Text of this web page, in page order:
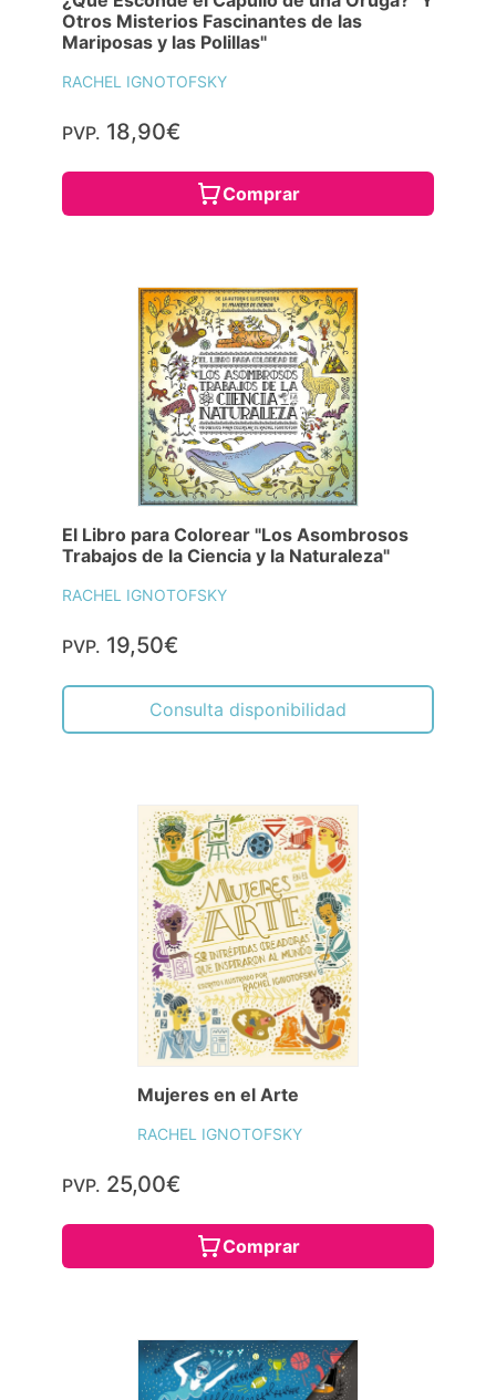
Otros Misterios Fascinantes de las
Mariposas y las Polillas"
RACHEL IGNOTOFSKY
PVP. 18,90€
Comprar
El Libro para Colorear "Los Asombrosos
Trabajos de la Ciencia y la Naturaleza"
RACHEL IGNOTOFSKY
PVP. 19,50€
Consulta disponibilidad
Mujeres en el Arte
RACHEL IGNOTOFSKY
PVP. 25,00€
Comprar